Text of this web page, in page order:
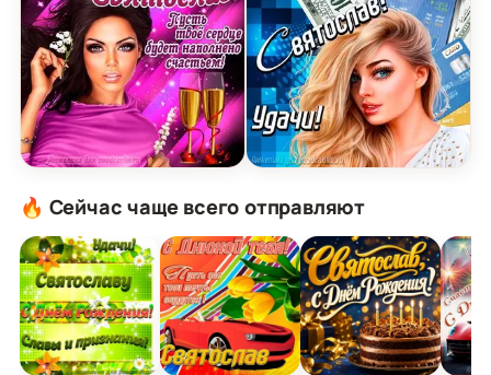
Открытка поздравляю Святослав на День
Картинка с Днём
🔥 Сейчас чаще всего отправляют